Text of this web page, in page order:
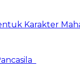
Karakter